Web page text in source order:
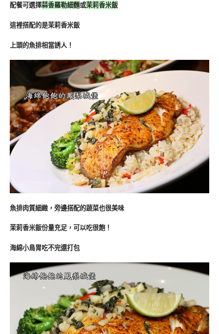
配餐可選擇蒜香羅勒細麵或茉莉香米飯
這裡搭配的是茉莉香米飯
上頭的魚排相當誘人！
魚排肉質細緻，旁邊搭配的蔬菜也很美味
茉莉香米飯份量充足，可以吃很飽！
海綿小鳥胃吃不完還打包